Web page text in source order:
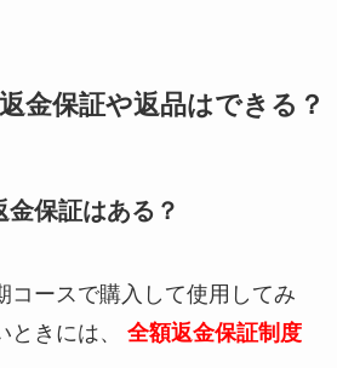
金保証や返品はできる？
保証はある？
コースで購入して使用してみ
ときには、 全額返金保証制度